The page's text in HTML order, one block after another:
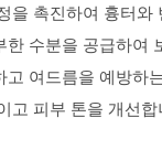
을 촉진하여 흉터와
수분을 공급하여
여드름을 예방하
고 피부 톤을 개선합